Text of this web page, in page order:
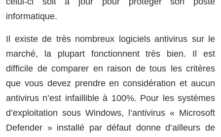
informatique.
Il existe de très nombreux logiciels antivirus sur le
marché, la plupart fonctionnent très bien. Il est
difficile de comparer en raison de tous les critères
que vous devez prendre en considération et aucun
antivirus n’est infaillible à 100%. Pour les systèmes
d’exploitation sous Windows, l’antivirus « Microsoft
Defender » installé par défaut donne d’ailleurs de